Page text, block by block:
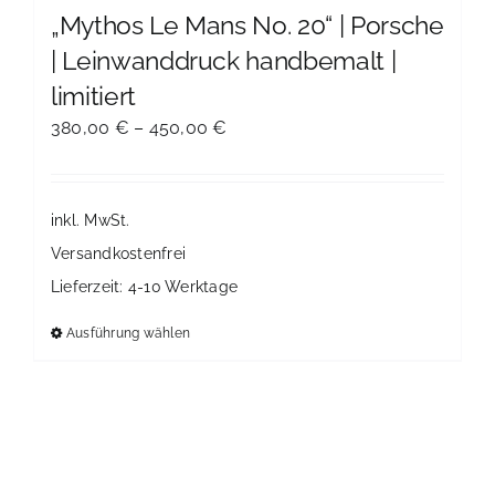
„Mythos Le Mans No. 20“ | Porsche
| Leinwanddruck handbemalt |
limitiert
380,00 € – 450,00€
inkl. MwSt.
Versandkostenfrei
Lieferzeit: 4-10 Werktage
Ausführung wählenDieses